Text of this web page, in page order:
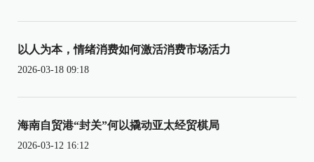
以人为本，情绪消费如何激活消费市场活力
2026-03-18 09:18
海南自贸港“封关”何以撬动亚太经贸棋局
2026-03-12 16:12